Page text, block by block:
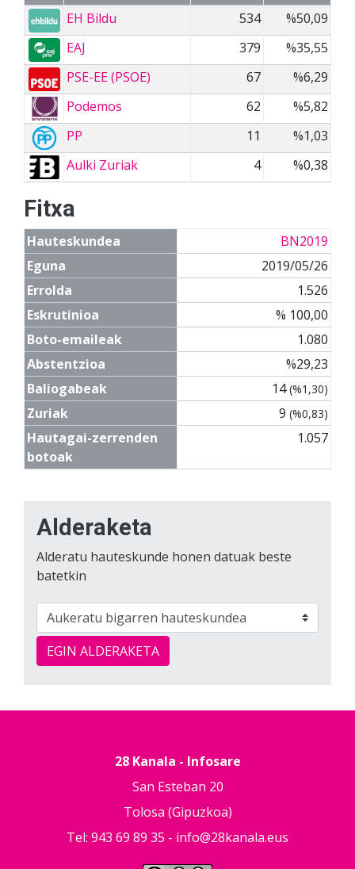
EH Bildu
534
%50,09
EAJ
379
%35,55
PSE-EE (PSOE)
67
%6,29
Podemos
62
%5,82
PP
11
%1,03
Aulki Zuriak
4 %0,38
Fitxa
Hauteskundea
BN2019
Eguna
2019/05/26
Errolda
1.526
Eskrutinioa
% 100,00
Boto-emaileak
1.080
Abstentzioa
%29,23
Baliogabeak
14(%1,30)
Zuriak 9 (%0,83)
Hautagai-zerrenden
botoak
1.057
Alderaketa
Alderatu hauteskunde honen datuak beste
batetkin
EGIN ALDERAKETA
28 Kanala - Infosare
San Esteban 20
Tolosa (Gipuzkoa)
Tel: 943 69 89 35 - info@28kanala.eus